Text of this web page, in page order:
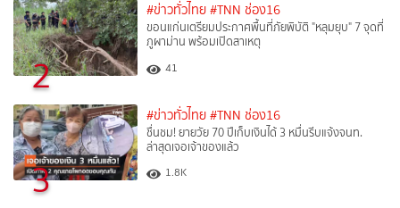
2
#ข่าวทั่วไทย #TNN ช่อง16
ขอนแก่นเตรียมประกาศพื้นที่ภัยพิบัติ "หลุมยุบ" 7 จุดที่
ภูผาม่าน พร้อมเปิดสาเหตุ
41
3
#ข่าวทั่วไทย #TNN ช่อง16
ชื่นชม! ยายวัย 70 ปีเก็บเงินได้ 3 หมื่นรีบแจ้งจนท.
ล่าสุดเจอเจ้าของแล้ว
1.8K